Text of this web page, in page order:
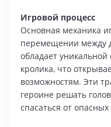
Игровой процесс
Основная механика
перемещении между
обладает
кролика, что
возможностям. Эти
героине решать
спасаться от